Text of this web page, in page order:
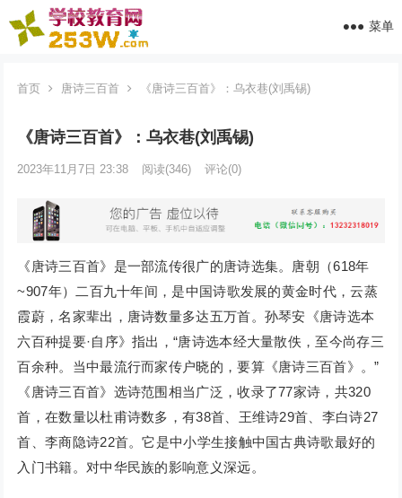
菜单
首页 唐诗三百首 《唐诗三百首》：乌衣巷(刘禹锡)
《唐诗三百首》：乌衣巷(刘禹锡)
2023年11月7日 23:38 阅读(346) 评论(0)
《唐诗三百首》是一部流传很广的唐诗选集。唐朝（618年
~907年）二百九十年间，是中国诗歌发展的黄金时代，云蒸
霞蔚，名家辈出，唐诗数量多达五万首。孙琴安《唐诗选本
六百种提要·自序》指出，“唐诗选本经大量散佚，至今尚存三
百余种。当中最流行而家传户晓的，要算《唐诗三百首》。”
《唐诗三百首》选诗范围相当广泛，收录了77家诗，共320
首，在数量以杜甫诗数多，有38首、王维诗29首、李白诗27
首、李商隐诗22首。它是中小学生接触中国古典诗歌最好的
入门书籍。对中华民族的影响意义深远。